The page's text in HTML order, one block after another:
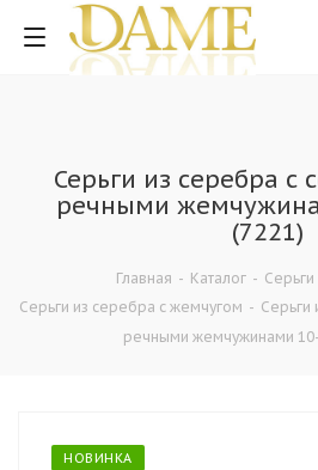
Серьги из серебра c
речными
(7221)
Главная - Каталог -
Серьги из серебра с жемчугом - Серьги
речными жемчужинами
НОВИНКА